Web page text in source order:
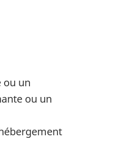
ou un
ou un